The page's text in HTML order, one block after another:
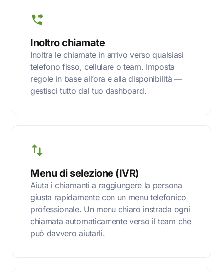
Inoltro chiamate
Inoltra le chiamate in arrivo verso qualsiasi
telefono fisso, cellulare o team. Imposta
regole in base all’ora e alla disponibilità —
gestisci tutto dal tuo dashboard.
Menu di selezione (IVR)
Aiuta i chiamanti a raggiungere la persona
giusta rapidamente con un menu telefonico
professionale. Un menu chiaro instrada ogni
chiamata automaticamente verso il team che
può davvero aiutarli.